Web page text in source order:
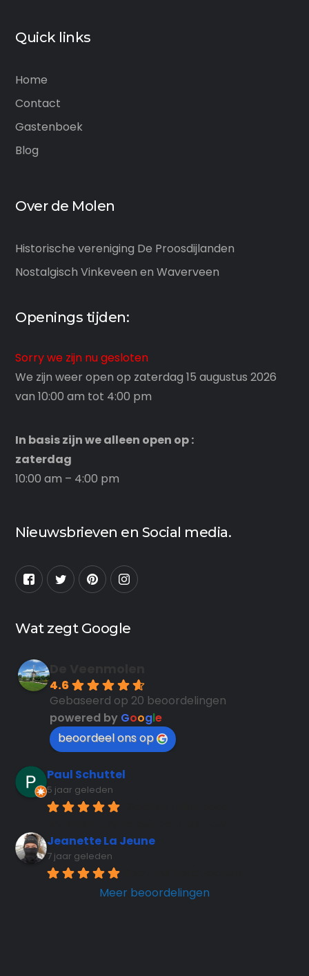
Quick links
Home
Contact
Gastenboek
Blog
Over de Molen
Historische vereniging De Proosdijlanden
Nostalgisch Vinkeveen en Waverveen
Openings tijden:
Sorry we zijn nu gesloten
We zijn weer open op zaterdag 15 augustus 2026
van 10:00 am tot 4:00 pm
In basis zijn we alleen open op :
zaterdag
10:00 am – 4:00 pm
Nieuwsbrieven en Social media.
Wat zegt Google
4.6
Gebaseerd op 20 beoordelingen
powered by Google
beoordeel ons op
Paul Schuttel
5 jaar geleden
Jeanette La Jeune
7 jaar geleden
Meer beoordelingen